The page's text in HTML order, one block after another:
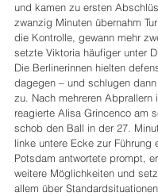
und kamen zu ersten
zwanzig Minuten übernahm
die Kontrolle, gewann mehr
setzte Viktoria häufiger unter
Die Berlinerinnen hielten
dagegen – und schlugen
zu. Nach mehreren Abprallern
reagierte Alisa Grincenco am
schob den Ball in der 27.
linke untere Ecke zur Führung
Potsdam antwortete prompt,
weitere Möglichkeiten und
allem über